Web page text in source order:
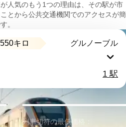
人気のもう1つの理由は、その駅が市
とから公共交通機関でのアクセスが簡
。
550キロ グルノーブル
1 駅
列車切符の最低価格：